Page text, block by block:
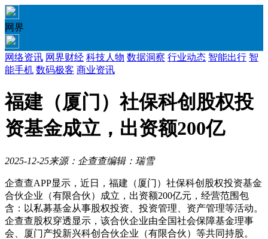
网界
网络资讯 网界财经 科技人物 数据洞察 行业动态 智能出行 智
能手机 数码极客 商业资讯
福建（厦门）社保科创股权投
资基金成立，出资额200亿
2025-12-25来源：企查查编辑：瑞雪
企查查APP显示，近日，福建（厦门）社保科创股权投资基金
合伙企业（有限合伙）成立，出资额200亿元，经营范围包
含：以私募基金从事股权投资、投资管理、资产管理等活动。
企查查股权穿透显示，该合伙企业由全国社会保障基金理事
会、厦门产投新兴科创合伙企业（有限合伙）等共同持股。